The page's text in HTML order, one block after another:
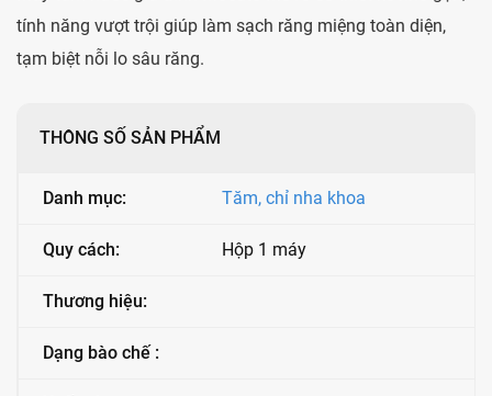
tính năng vượt trội giúp làm sạch răng miệng toàn diện,
tạm biệt nỗi lo sâu răng.
THÔNG SỐ SẢN PHẨM
Danh mục: Tăm, chỉ nha khoa
Quy cách: Hộp 1 máy
Thương hiệu:
Dạng bào chế :